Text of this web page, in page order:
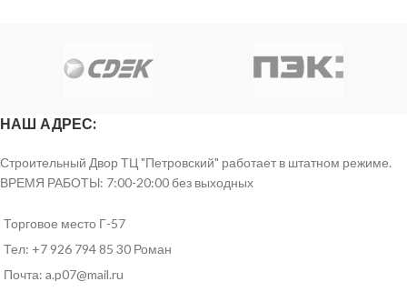
НАШ АДРЕС:
Строительный Двор ТЦ "Петровский" работает в штатном режиме.
ВРЕМЯ РАБОТЫ: 7:00-20:00 без выходных
Торговое место Г-57
Тел: +7 926 794 85 30 Роман
Почта: a.p07@mail.ru